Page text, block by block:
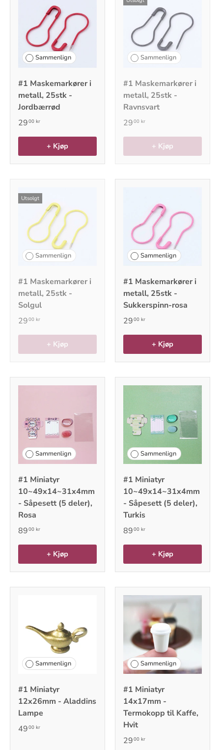
Sammenlign
#1 Maskemarkører i
metall, 25stk -
Jordbærrød
2900 kr
+ Kjøp
Sammenlign
#1 Maskemarkører i
metall, 25stk -
Ravnsvart
2900 kr
+ Kjøp
Utsolgt
Sammenlign
#1 Maskemarkører i
metall, 25stk -
Solgul
2900 kr
+ Kjøp
Sammenlign
#1 Maskemarkører i
metall, 25stk -
Sukkerspinn-rosa
2900 kr
+ Kjøp
Sammenlign
#1 Miniatyr
10~49x14~31x4mm
- Såpesett (5 deler),
Rosa
8900 kr
+ Kjøp
Sammenlign
#1 Miniatyr
10~49x14~31x4mm
- Såpesett (5 deler),
Turkis
8900 kr
+ Kjøp
Sammenlign
#1 Miniatyr
12x26mm - Aladdins
Lampe
4900 kr
Sammenlign
#1 Miniatyr
14x17mm -
Termokopp til Kaffe,
Hvit
2900 kr